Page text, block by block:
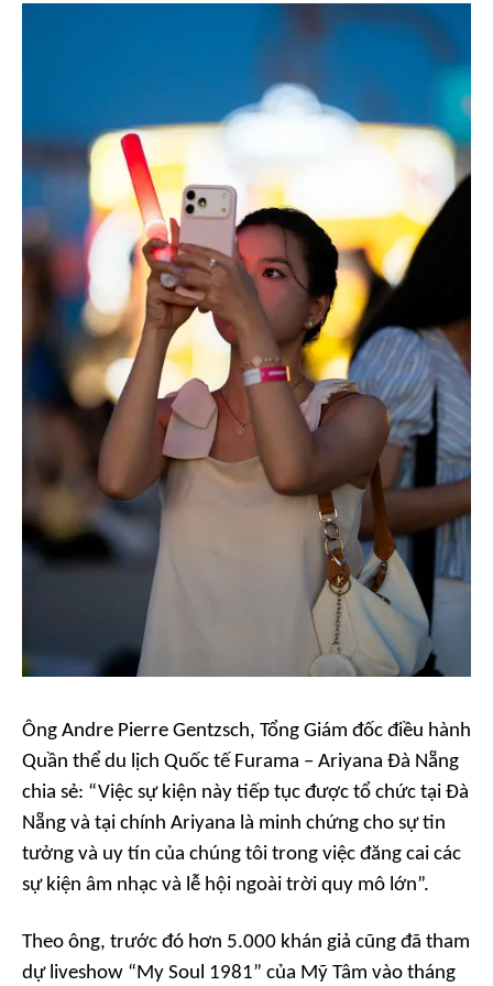
Ông Andre Pierre Gentzsch, Tổng Giám đốc điều hành
Quần thể du lịch Quốc tế Furama – Ariyana Đà Nẵng
chia sẻ: “Việc sự kiện này tiếp tục được tổ chức tại Đà
Nẵng và tại chính Ariyana là minh chứng cho sự tin
tưởng và uy tín của chúng tôi trong việc đăng cai các
sự kiện âm nhạc và lễ hội ngoài trời quy mô lớn”.
Theo ông, trước đó hơn 5.000 khán giả cũng đã tham
dự liveshow “My Soul 1981” của Mỹ Tâm vào tháng